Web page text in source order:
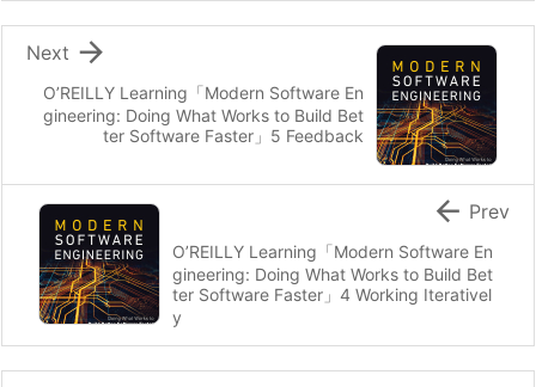
O’REILLY Learning「Modern Software En
gineering: Doing What Works to Build Bet
ter Software Faster」5 Feedback

Next
O’REILLY Learning「Modern Software En
gineering: Doing What Works to Build Bet
ter Software Faster」4 Working Iterativel
y
 Prev